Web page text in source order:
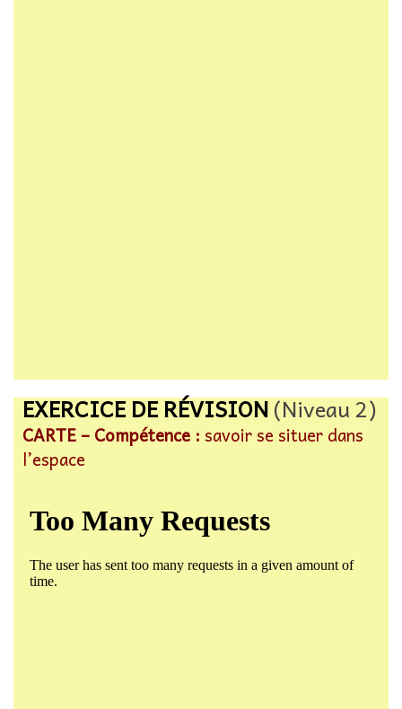
EXERCICE DE RÉVISION(Niveau 2)
CARTE – Compétence : savoir se situer dans
l’espace